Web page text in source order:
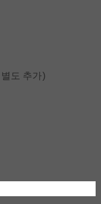
도 추가)